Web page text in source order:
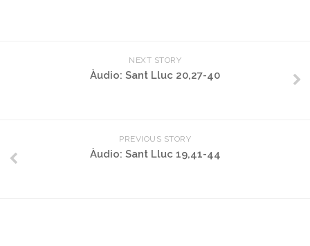
NEXT STORY
Àudio: Sant Lluc 20,27-40
PREVIOUS STORY
Àudio: Sant Lluc 19,41-44